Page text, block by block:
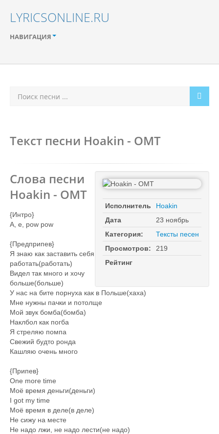
LYRICSONLINE.RU
НАВИГАЦИЯ
Текст песни Hoakin - OMT
Исполнитель
Hoakin
Дата
23 ноябрь
Категория:
Тексты песен
Просмотров:
219
Рейтинг
Слова песни
Hoakin - OMT
{Интро}
А, е, pow pow
{Предприпев}
Я знаю как заставить себя
работать(работать)
Видел так много и хочу
больше(больше)
У нас на бите порнуха как в Польше(хаха)
Мне нужны пачки и потолще
Мой звук бомба(бомба)
Наклбол как погба
Я стреляю помпа
Свежий будто ронда
Кашляю очень много
{Припев}
One more time
Моё время деньги(деньги)
I got my time
Моё время в деле(в деле)
Не сижу на месте
Не надо лжи, не надо лести(не надо)